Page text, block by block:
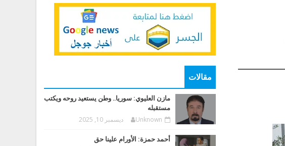
مقالات
مازن العليوي: سوريا.. وطن يستعيد روحه ويكتب
مستقبله
Unknown ديسمبر 10, 2025
أحمد حمزة: الأورام علينا حق